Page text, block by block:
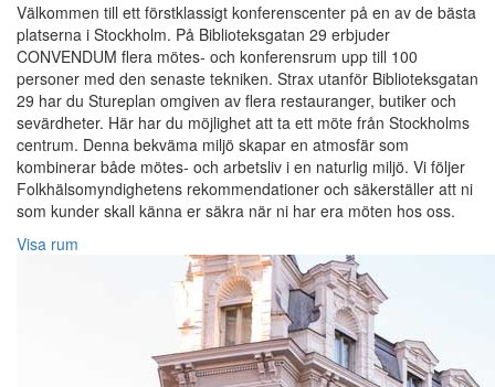
Välkommen till ett förstklassigt konferenscenter på en av de bästa
platserna i Stockholm. På Biblioteksgatan 29 erbjuder
CONVENDUM flera mötes- och konferensrum upp till 100
personer med den senaste tekniken. Strax utanför Biblioteksgatan
29 har du Stureplan omgiven av flera restauranger, butiker och
sevärdheter. Här har du möjlighet att ta ett möte från Stockholms
centrum. Denna bekväma miljö skapar en atmosfär som
kombinerar både mötes- och arbetsliv i en naturlig miljö. Vi följer
Folkhälsomyndighetens rekommendationer och säkerställer att ni
som kunder skall känna er säkra när ni har era möten hos oss.
Visa rum